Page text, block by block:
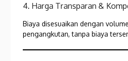
4. Harga Transparan &
Biaya disesuaikan dengan
pengangkutan, tanpa biaya